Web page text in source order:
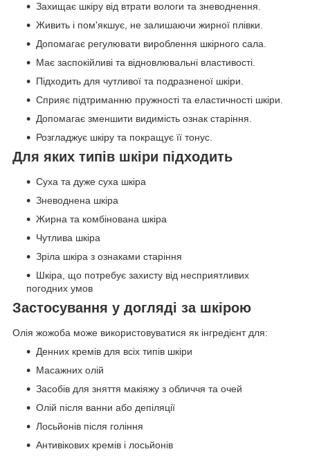
Захищає шкіру від втрати вологи та зневоднення.
Живить і пом'якшує, не залишаючи жирної плівки.
Допомагає регулювати вироблення шкірного сала.
Має заспокійливі та відновлювальні властивості.
Підходить для чутливої та подразненої шкіри.
Сприяє підтриманню пружності та еластичності шкіри.
Допомагає зменшити видимість ознак старіння.
Розгладжує шкіру та покращує її тонус.
Для яких типів шкіри підходить
Суха та дуже суха шкіра
Зневоднена шкіра
Жирна та комбінована шкіра
Чутлива шкіра
Зріла шкіра з ознаками старіння
Шкіра, що потребує захисту від несприятливих
погодних умов
Застосування у догляді за шкірою
Олія жожоба може використовуватися як інгредієнт для:
Денних кремів для всіх типів шкіри
Масажних олій
Засобів для зняття макіяжу з обличчя та очей
Олій після ванни або депіляції
Лосьйонів після гоління
Антивікових кремів і лосьйонів